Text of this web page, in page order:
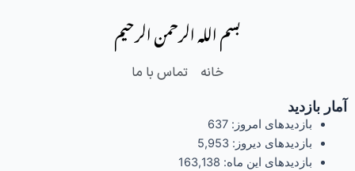
بسم الله الرحمن الرحیم
خانه تماس با ما
آمار بازدید
بازدیدهای امروز: 637
بازدیدهای دیروز: 5,953
بازدیدهای این ماه: 163,138